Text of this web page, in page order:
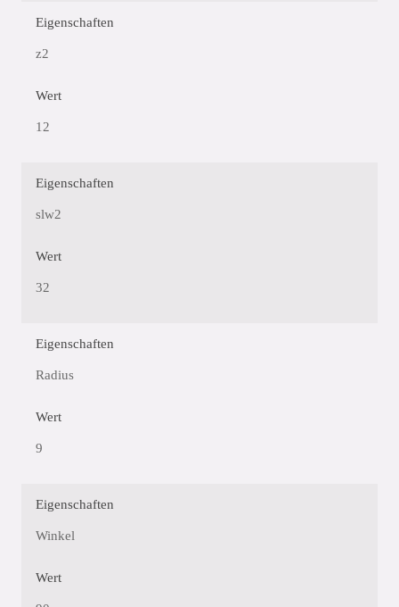
Eigenschaften
z2
Wert
12
Eigenschaften
slw2
Wert
32
Eigenschaften
Radius
Wert
9
Eigenschaften
Winkel
Wert